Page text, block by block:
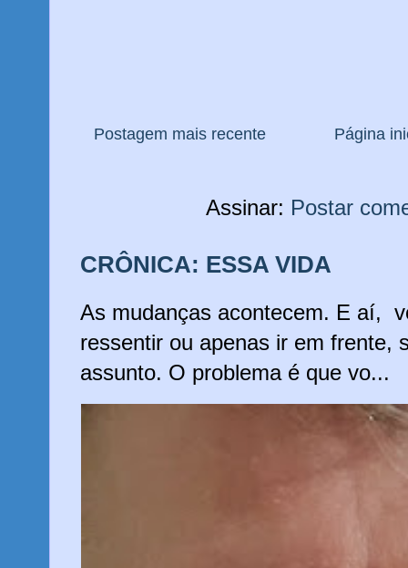
Postagem mais recente Página
Assinar: Postar
CRÔNICA: ESSA VIDA
As mudanças acontecem. E aí,
ressentir ou apenas ir em frente,
assunto. O problema é que vo...